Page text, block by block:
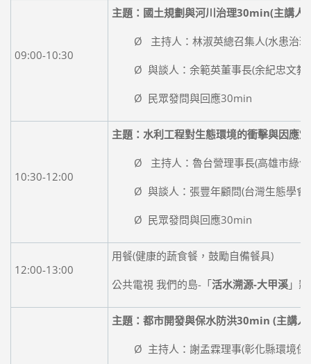
09:00-10:30
主題：國土規劃與河川治理30min(主講人
Ø 主持人：林淑英總召集人(水患治
Ø 與談人：余範英董事長(余紀忠文教
Ø 民眾發問與回應30min
10:30-12:00
主題： 水利工程對生態環境的衝擊與因應
Ø 主持人：魯台營理事長(高雄市綠
Ø 與談人：張豐年顧問(台灣生態學會
Ø 民眾發問與回應30min
12:00-13:00
用餐(健康的蔬食餐，鼓勵自備餐具)
公共電視 我們的島-「活水溯源-大甲溪」
主題：都市開發與保水防洪30min (主講
Ø 主持人：謝孟霖理事(彰化縣環境保